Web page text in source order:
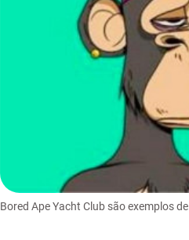
Bored Ape Yacht Club são exemplos de